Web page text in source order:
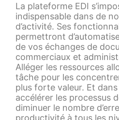
La plateforme EDI
indispensable dans de
d’activité. Ses
permettront
de vos échanges de
commerciaux et
Alléger les ressources
tâche pour les
plus forte valeur. Et
accélérer les processus
diminuer le nombre
productivité à tous les